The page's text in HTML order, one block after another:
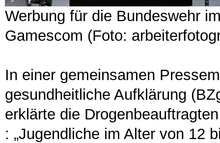
Werbung für die Bundeswehr
Gamescom (Foto:
In einer gemeinsamen
gesundheitliche Aufklärung
erklärte die
: „Jugendliche im Alter von 12